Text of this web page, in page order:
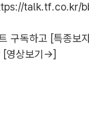
talk.tf.co.kr/
구독하고 [특종보
[영상보기→]